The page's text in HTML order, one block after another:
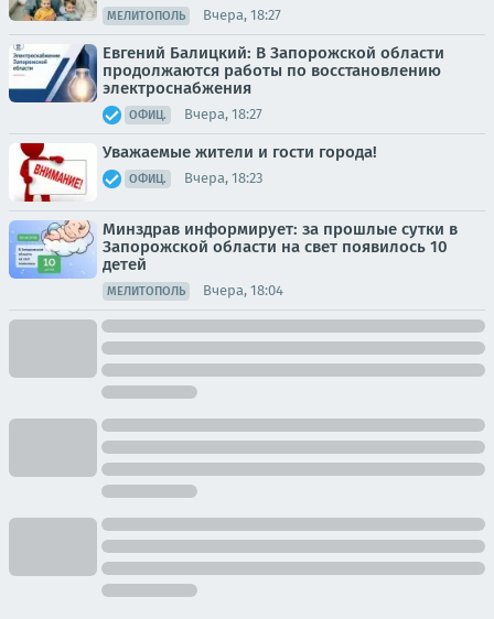
МЕЛИТОПОЛЬ Вчера, 18:27
Евгений Балицкий: В Запорожской области
продолжаются работы по восстановлению
электроснабжения
ОФИЦ. Вчера, 18:27
Уважаемые жители и гости города!
ОФИЦ. Вчера, 18:23
Минздрав информирует: за прошлые сутки в
Запорожской области на свет появилось 10
детей
МЕЛИТОПОЛЬ Вчера, 18:04